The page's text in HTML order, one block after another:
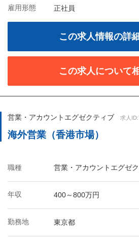
雇用形態 正社員
この求人情報の詳
この求人について
営業・アカウントエグゼクティブ 求人ID:
海外営業（香港市場）
職種 営業・アカウントエグゼ
年収 400～800万円
勤務地 東京都